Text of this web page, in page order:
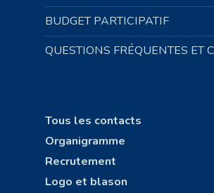
BUDGET PARTICIPATIF
QUESTIONS FRÉQUENTES ET
Tous les contacts
Organigramme
Recrutement
Logo et blason